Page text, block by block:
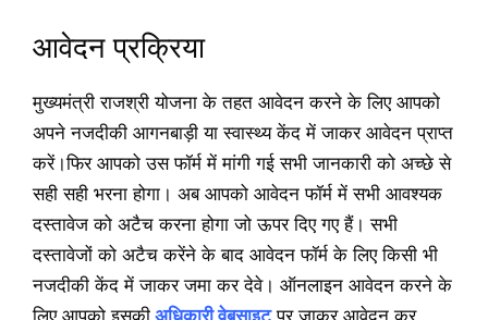
आवेदन प्रक्रिया
मुख्यमंत्री राजश्री योजना के तहत आवेदन करने के लिए आपको
अपने नजदीकी आगनबाड़ी या स्वास्थ्य केंद में जाकर आवेदन प्राप्त
करें।फिर आपको उस फॉर्म में मांगी गई सभी जानकारी को अच्छे से
सही सही भरना होगा। अब आपको आवेदन फॉर्म में सभी आवश्यक
दस्तावेज को अटैच करना होगा जो ऊपर दिए गए हैं। सभी
दस्तावेजों को अटैच करेंने के बाद आवेदन फॉर्म के लिए किसी भी
नजदीकी केंद में जाकर जमा कर देवे। ऑनलाइन आवेदन करने के